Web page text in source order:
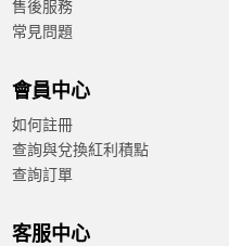
售後服務
常見問題
會員中心
如何註冊
查詢與兌換紅利積點
查詢訂單
客服中心